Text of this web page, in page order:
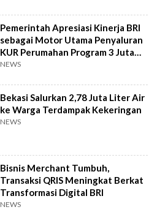
Pemerintah Apresiasi Kinerja BRI
sebagai Motor Utama Penyaluran
KUR Perumahan Program 3 Juta
Rumah
NEWS
Bekasi Salurkan 2,78 Juta Liter Air
ke Warga Terdampak Kekeringan
NEWS
Bisnis Merchant Tumbuh,
Transaksi QRIS Meningkat Berkat
Transformasi Digital BRI
NEWS